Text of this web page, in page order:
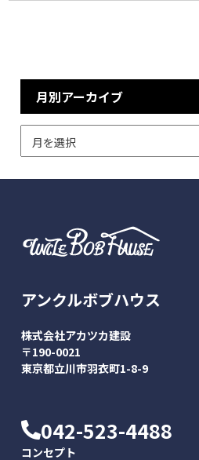
月別アーカイブ
アンクルボブハウス
株式会社アカツカ建設
〒190-0021
東京都立川市羽衣町1-8-9
042-523-4488
コンセプト